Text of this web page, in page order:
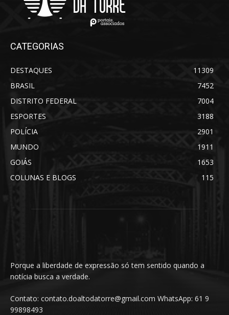
CATEGORIAS
DESTAQUES
11309
BRASIL
7452
DISTRITO FEDERAL
7004
ESPORTES
3188
POLÍCIA
2901
MUNDO
1911
GOIÁS
1653
COLUNAS E BLOGS
115
Porque a liberdade de expressão só tem sentido quando a
notícia busca a verdade.
Contato: contato.doaltodatorre@gmail.com WhatsApp: 61 9
99898493